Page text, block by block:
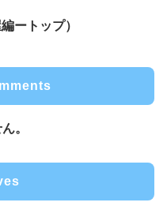
ートップ）
。